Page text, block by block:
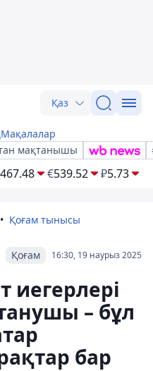
Қаз
Мақалалар
мақтанышы
467.48 €539.52 ₽5.73
Қоғам тынысы
16:30, 19 наурыз 2025
Қоғам
иегерлері
– бұл
бар